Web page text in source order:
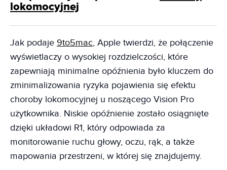
lokomocyjnej
Jak podaje 9to5mac, Apple twierdzi, że połączenie
wyświetlaczy o wysokiej rozdzielczości, które
zapewniają minimalne opóźnienia było kluczem do
zminimalizowania ryzyka pojawienia się efektu
choroby lokomocyjnej u noszącego Vision Pro
użytkownika. Niskie opóźnienie zostało osiągnięte
dzięki układowi R1, który odpowiada za
monitorowanie ruchu głowy, oczu, rąk, a także
mapowania przestrzeni, w której się znajdujemy.